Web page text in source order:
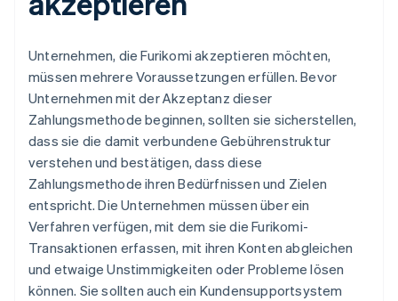
Unternehmen, die Furikomi akzeptieren möchten,
müssen mehrere Voraussetzungen erfüllen. Bevor
Unternehmen mit der Akzeptanz dieser
Zahlungsmethode beginnen, sollten sie sicherstellen,
dass sie die damit verbundene Gebührenstruktur
verstehen und bestätigen, dass diese
Zahlungsmethode ihren Bedürfnissen und Zielen
entspricht. Die Unternehmen müssen über ein
Verfahren verfügen, mit dem sie die Furikomi-
Transaktionen erfassen, mit ihren Konten abgleichen
und etwaige Unstimmigkeiten oder Probleme lösen
können. Sie sollten auch ein Kundensupportsystem